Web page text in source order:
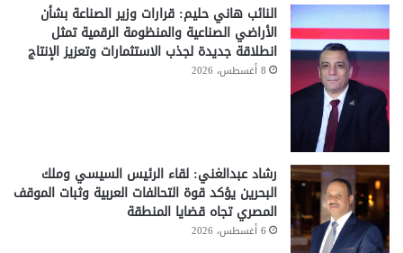
النائب هاني حليم: قرارات وزير الصناعة بشأن
الأراضي الصناعية والمنظومة الرقمية تمثل
انطلاقة جديدة لجذب الاستثمارات وتعزيز الإنتاج
8 أغسطس، 2026
رشاد عبدالغني: لقاء الرئيس السيسي وملك
البحرين يؤكد قوة التحالفات العربية وثبات الموقف
المصري تجاه قضايا المنطقة
6 أغسطس، 2026